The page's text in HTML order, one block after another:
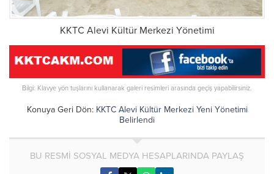
KKTC Alevi Kültür Merkezi Yönetimi
Bilgi: Klavye yön tuşlarını kullanarak galeri resimleri arasında geçiş yapabilirsiniz.
Konuya Geri Dön: KKTC Alevi Kültür Merkezi Yeni Yönetimi
Belirlendi
BU RESMİ SOSYAL MEDYA HESAPLARINDA PAYLAŞ